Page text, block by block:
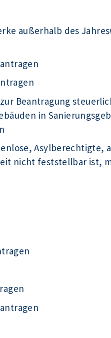
außerhalb des
Beantragung
in
Asylberechtigte,
nicht feststellbar ist,